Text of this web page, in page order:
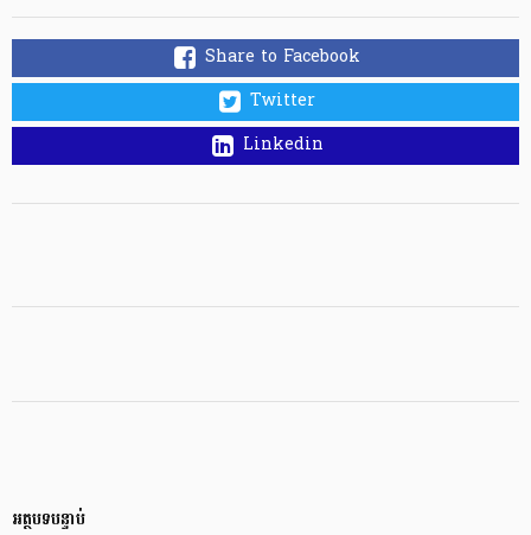
Share to Facebook
Twitter
Linkedin
អត្ថបទបន្ទាប់